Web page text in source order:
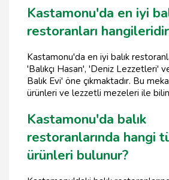
Kastamonu'da en iyi
restoranları
Kastamonu'da en iyi balık
'Balıkçı Hasan', 'Deniz Lezzetleri'
Balık Evi' öne çıkmaktadır. Bu
ürünleri ve lezzetli mezeleri ile
Kastamonu'da balık
restoranlarında hangi
ürünleri bulunur?